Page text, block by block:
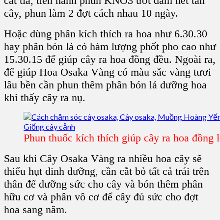
cây, phun làm 2 đợt cách nhau 10 ngày.
Hoặc dùng phân kích thích ra hoa như 6.30.30
hay phân bón lá có hàm lượng phốt pho cao như
15.30.15 để giúp cây ra hoa đồng đều. Ngoài ra,
để giúp Hoa Osaka Vàng có màu sắc vàng tươi
lâu bền cần phun thêm phân bón lá dưỡng hoa
khi thấy cây ra nụ.
Phun thuốc kích thích giúp cây ra hoa đồng
Sau khi Cây Osaka Vàng ra nhiều hoa cây sẽ
thiếu hụt dinh dưỡng, cần cắt bỏ tất cả trái trên
thân để dưỡng sức cho cây và bón thêm phân
hữu cơ và phân vô cơ để cây đủ sức cho đợt
hoa sang năm.